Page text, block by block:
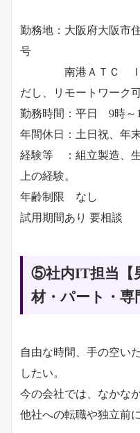
勤務地：大阪府大阪市
号
南港ＡＴＣ ＩＴ
だし、リモートワーク
勤務時間：平日 9時～
年間休日：土日祝、年
経験等 ：組立製造、
上の経験。
年齢制限 なし
試用期間あり 要相談
⑤社内IT担当【
材・パート・専
自由な時間、手の空い
したい。
今の会社では、なかな
他社への転職や独立前